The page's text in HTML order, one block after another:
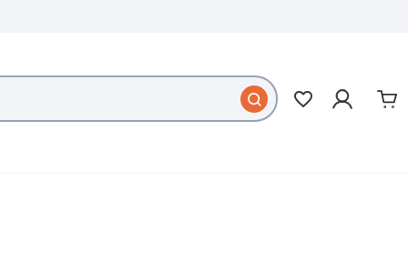
favorite_border